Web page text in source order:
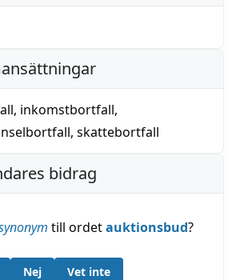
, inkomstbortfall,
, skattebortfall
bidrag
till ordetauktionsbud?
Nej Vet inte